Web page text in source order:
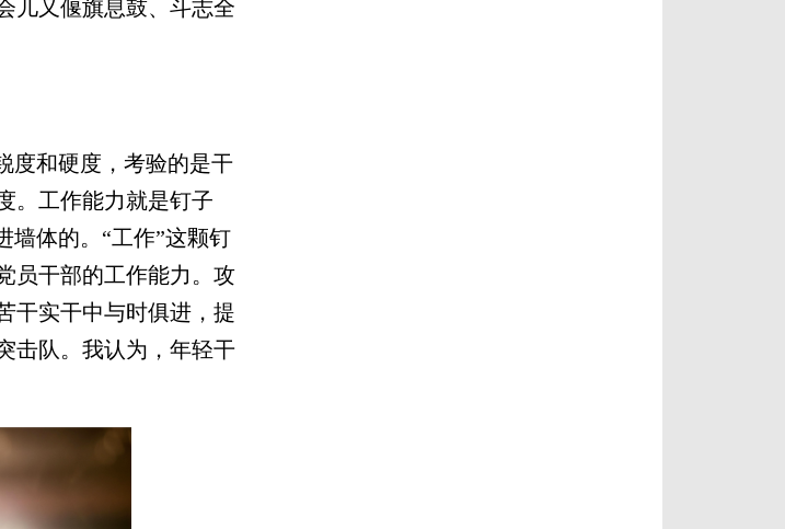
儿又偃旗息鼓、斗志全
和硬度，考验的是干
。工作能力就是钉子
墙体的。“工作”这颗钉
员干部的工作能力。攻
干实干中与时俱进，提
击队。我认为，年轻干